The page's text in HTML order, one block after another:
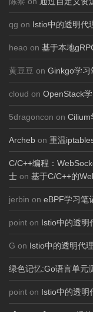
qg on Istio中的透明代
heao on 基于本地
黄豆豆 on Ginkgo学习
cloud on OpenStack
5dragoncon on Cilium
Archeb on 重温
C/C++编程：
士 on 基于C/C++的
jerbin on eBPF学习笔
point on Istio中的透明
G on Istio中的透明代
绿色记忆:Go语言单元
point on Istio中的透明